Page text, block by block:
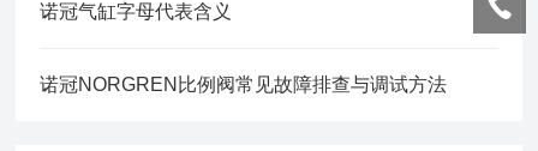
诺冠气缸字母代表含义
诺冠NORGREN比例阀常见故障排查与调试方法